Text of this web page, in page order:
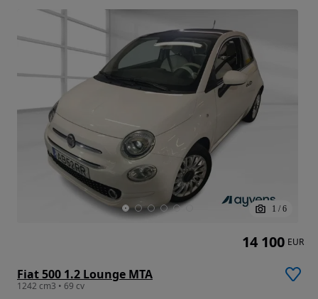
1 / 6
Fiat 500 1.2 Lounge MTA
1242 cm3 • 69 cv
14 100 EUR